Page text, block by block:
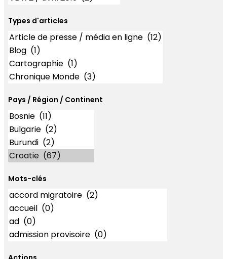
Types d'articles
Types d'articles
Pays / Région / Continent
Mots-clés
Mots-clés